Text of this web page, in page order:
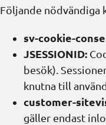
Följande nödvändiga
sv-cookie-
JSESSIONID:
besök).
knutna till
customer-
gäller endast